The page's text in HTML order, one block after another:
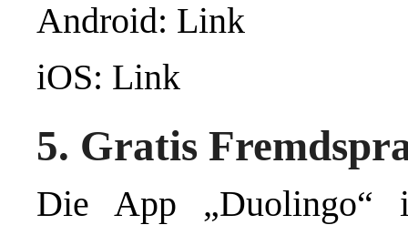
Android: Link
iOS: Link
5. Gratis
Die App „Duolingo“